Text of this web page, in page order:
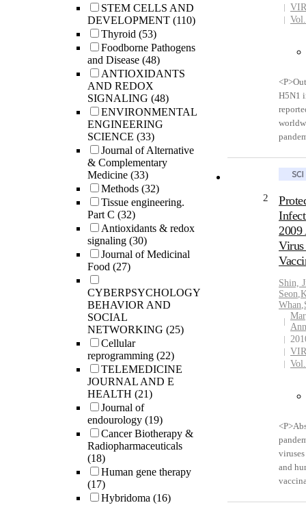
STEM CELLS AND
DEVELOPMENT (110)
Thyroid (53)
Foodborne Pathogens
and Disease (48)
ANTIOXIDANTS
AND REDOX
SIGNALING (48)
ENVIRONMENTAL
ENGINEERING
SCIENCE (33)
Journal of Alternative
& Complementary
Medicine (33)
Methods (32)
Tissue engineering.
Part C (32)
Antioxidants & redox
signaling (30)
Journal of Medicinal
Food (27)
CYBERPSYCHOLOGY
BEHAVIOR AND
SOCIAL
NETWORKING (25)
Cellular
reprogramming (22)
TELEMEDICINE
JOURNAL AND E
HEALTH (21)
Journal of
endourology (19)
Cancer Biotherapy &
Radiopharmaceuticals
(18)
Human gene therapy
(17)
Hybridoma (16)
H5N1
and
two
25%
dose
lethal
and
nostril,
results
2
2009
Virus
Shin,
Seon,
Whan,
and